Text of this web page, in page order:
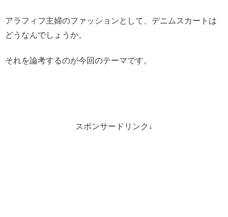
アラフィフ主婦のファッションとして、デニムスカートは
どうなんでしょうか。
それを論考するのが今回のテーマです。
スポンサードリンク↓